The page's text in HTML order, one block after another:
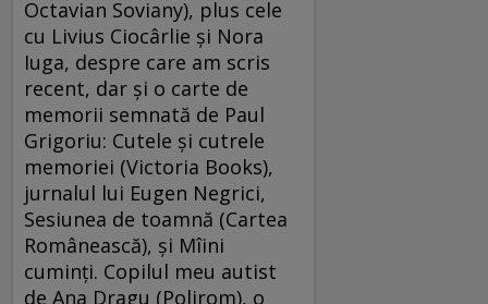
Octavian Soviany), plus cele
cu Livius Ciocârlie şi Nora
Iuga, despre care am scris
recent, dar şi o carte de
memorii semnată de Paul
Grigoriu: Cutele şi cutrele
memoriei (Victoria Books),
jurnalul lui Eugen Negrici,
Sesiunea de toamnă (Cartea
Românească), şi Mîini
cuminţi. Copilul meu autist
de Ana Dragu (Polirom), o